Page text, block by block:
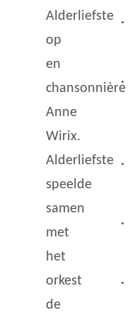
Alderliefste
op
en
chansonnière
Anne
Wirix.
Alderliefste
speelde
samen
met
het
orkest
de